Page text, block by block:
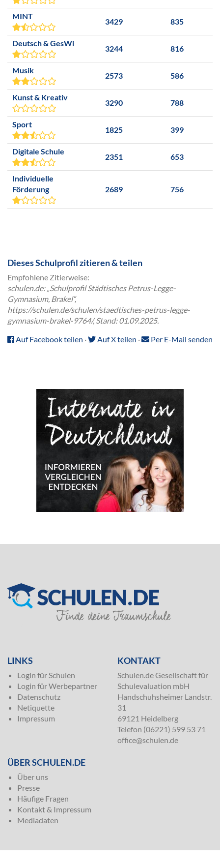
MINT
3429 835
Deutsch & GesWi
3244 816
Musik
2573 586
Kunst & Kreativ
3290 788
Sport
1825 399
Digitale Schule
2351 653
Individuelle
Förderung
2689 756
Dieses Schulprofil zitieren & teilen
Empfohlene Zitierweise:
schulen.de: „Schulprofil Städtisches Petrus-Legge-
Gymnasium, Brakel“,
https://schulen.de/schulen/staedtisches-petrus-legge-
gymnasium-brakel-9764/, Stand: 01.09.2025.
Auf Facebook teilen · Auf X teilen · Per E-Mail senden
LINKS
Login für Schulen
Login für Werbepartner
Datenschutz
Netiquette
Impressum
KONTAKT
Schulen.de Gesellschaft für
Schulevaluation mbH
Handschuhsheimer Landstr.
31
69121 Heidelberg
Telefon (06221) 599 53 71
office@schulen.de
ÜBER SCHULEN.DE
Über uns
Presse
Häufige Fragen
Kontakt & Impressum
Mediadaten